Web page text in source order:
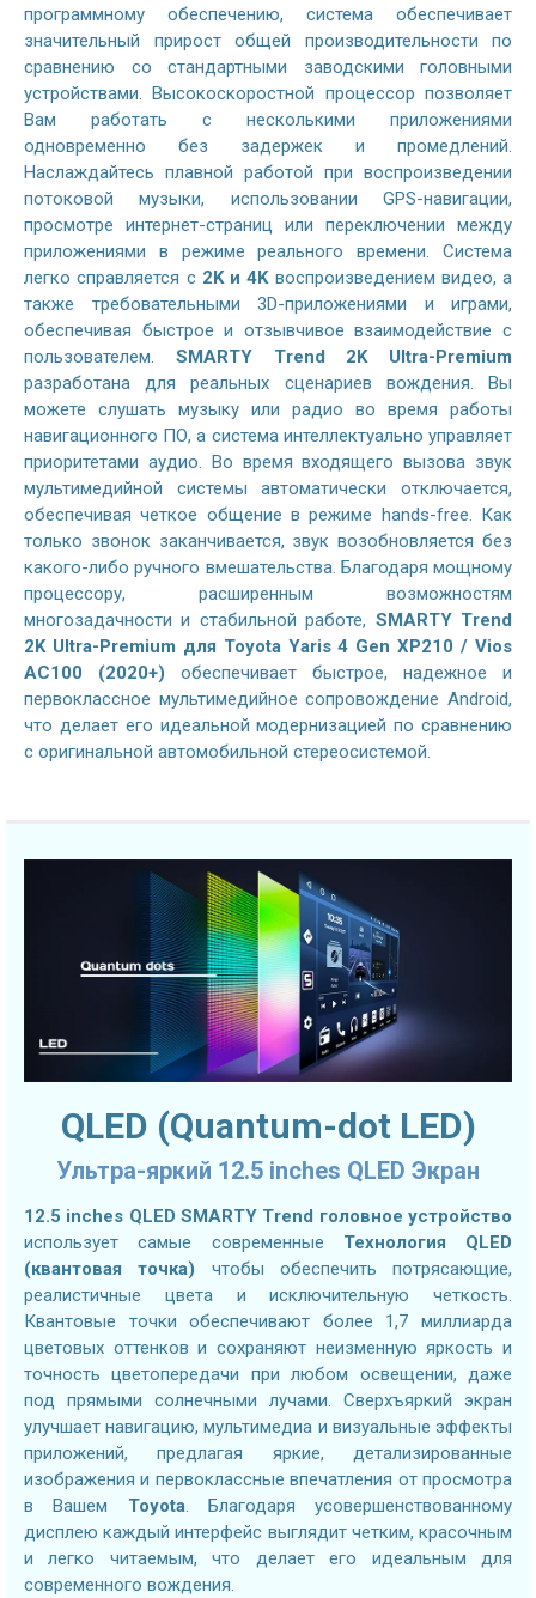
программному обеспечению, система обеспечивает
значительный прирост общей производительности по
сравнению со стандартными заводскими головными
устройствами. Высокоскоростной процессор позволяет
Вам работать с несколькими приложениями
одновременно без задержек и промедлений.
Наслаждайтесь плавной работой при воспроизведении
потоковой музыки, использовании GPS-навигации,
просмотре интернет-страниц или переключении между
приложениями в режиме реального времени. Система
легко справляется с 2K и 4Kвоспроизведением видео, а
также требовательными 3D-приложениями и играми,
обеспечивая быстрое и отзывчивое взаимодействие с
пользователем. SMARTY Trend 2K Ultra-Premium
разработана для реальных сценариев вождения. Вы
можете слушать музыку или радио во время работы
навигационного ПО, а система интеллектуально управляет
приоритетами аудио. Во время входящего вызова звук
мультимедийной системы автоматически отключается,
обеспечивая четкое общение в режиме hands-free. Как
только звонок заканчивается, звук возобновляется без
какого-либо ручного вмешательства. Благодаря мощному
процессору, расширенным возможностям
многозадачности и стабильной работе, SMARTY Trend
2K Ultra-Premium для Toyota Yaris 4 Gen XP210 / Vios
AC100 (2020+) обеспечивает быстрое, надежное и
первоклассное мультимедийное сопровождение Android,
что делает его идеальной модернизацией по сравнению
с оригинальной автомобильной стереосистемой.
QLED (Quantum-dot LED)
Ультра-яркий 12.5 inches QLED Экран
12.5 inches QLED SMARTY Trend головное устройство
использует самые современные Технология QLED
(квантовая точка) чтобы обеспечить потрясающие,
реалистичные цвета и исключительную четкость.
Квантовые точки обеспечивают более 1,7 миллиарда
цветовых оттенков и сохраняют неизменную яркость и
точность цветопередачи при любом освещении, даже
под прямыми солнечными лучами. Сверхъяркий экран
улучшает навигацию, мультимедиа и визуальные эффекты
приложений, предлагая яркие, детализированные
изображения и первоклассные впечатления от просмотра
в Вашем Toyota. Благодаря усовершенствованному
дисплею каждый интерфейс выглядит четким, красочным
и легко читаемым, что делает его идеальным для
современного вождения.